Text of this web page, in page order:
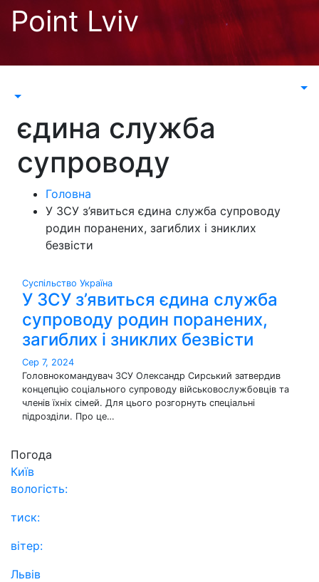
Перейти
Point Lviv
єдина служба
супроводу
Головна
У ЗСУ з’явиться єдина служба супроводу
родин поранених, загиблих і зниклих
безвісти
Суспільство Україна
У ЗСУ з’явиться єдина служба
супроводу родин поранених,
загиблих і зниклих безвісти
Сер 7, 2024
Головнокомандувач ЗСУ Олександр Сирський затвердив
концепцію соціального супроводу військовослужбовців та
членів їхніх сімей. Для цього розгорнуть спеціальні
підрозділи. Про це…
Погода
Київ
вологість:
тиск:
вітер:
Львів